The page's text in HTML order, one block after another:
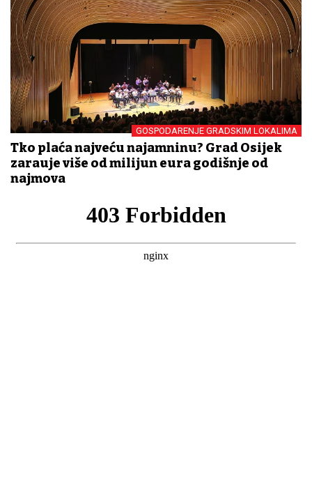
GOSPODARENJE GRADSKIM LOKALIMA
Tko plaća najveću najamninu? Grad Osijek
zarađuje više od milijun eura godišnje od
najmova